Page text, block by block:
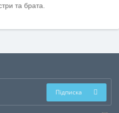
та брата.
Підписка